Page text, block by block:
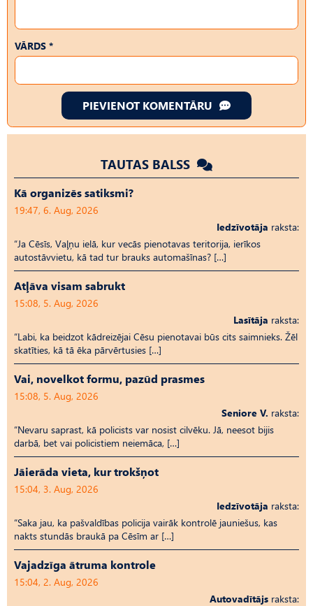
VĀRDS *
PIEVIENOT KOMENTĀRU
TAUTAS BALSS
Kā organizēs satiksmi?
19:47, 6. Aug, 2026
Iedzīvotāja raksta:
“Ja Cēsīs, Vaļņu ielā, kur vecās pienotavas teritorija, ierīkos
autostāvvietu, kā tad tur brauks automašīnas? […]
Atļāva visam sabrukt
15:08, 5. Aug, 2026
Lasītāja raksta:
“Labi, ka beidzot kādreizējai Cēsu pienotavai būs cits saimnieks. Žēl
skatīties, kā tā ēka pārvērtusies […]
Vai, novelkot formu, pazūd prasmes
15:08, 5. Aug, 2026
Seniore V. raksta:
“Nevaru saprast, kā policists var nosist cilvēku. Jā, neesot bijis
darbā, bet vai policistiem neiemāca, […]
Jāierāda vieta, kur trokšņot
15:04, 3. Aug, 2026
Iedzīvotāja raksta:
“Saka jau, ka pašvaldības policija vairāk kontrolē jauniešus, kas
nakts stundās braukā pa Cēsīm ar […]
Vajadzīga ātruma kontrole
15:04, 2. Aug, 2026
Autovadītājs raksta: